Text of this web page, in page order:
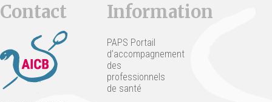
Contact Information
PAPS Portail
d’accompagnement
des
professionnels
de santé